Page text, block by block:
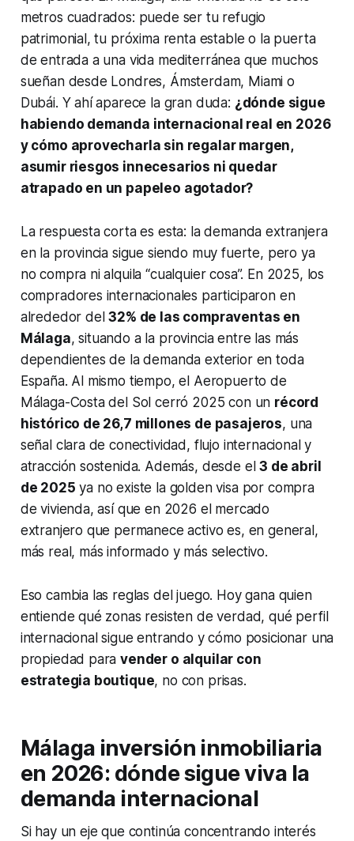
metros cuadrados: puede ser tu refugio
patrimonial, tu próxima renta estable o la puerta
de entrada a una vida mediterránea que muchos
sueñan desde Londres, Ámsterdam, Miami o
Dubái. Y ahí aparece la gran duda: ¿dónde sigue
habiendo demanda internacional real en 2026
y cómo aprovecharla sin regalar margen,
asumir riesgos innecesarios ni quedar
atrapado en un papeleo agotador?
La respuesta corta es esta: la demanda extranjera
en la provincia sigue siendo muy fuerte, pero ya
no compra ni alquila “cualquier cosa”. En 2025, los
compradores internacionales participaron en
alrededor del32% de las compraventas en
Málaga, situando a la provincia entre las más
dependientes de la demanda exterior en toda
España. Al mismo tiempo, el Aeropuerto de
Málaga-Costa del Sol cerró 2025 con un récord
histórico de 26,7 millones de pasajeros, una
señal clara de conectividad, flujo internacional y
atracción sostenida. Además, desde el3 de abril
de 2025 ya no existe la golden visa por compra
de vivienda, así que en 2026 el mercado
extranjero que permanece activo es, en general,
más real, más informado y más selectivo.
Eso cambia las reglas del juego. Hoy gana quien
entiende qué zonas resisten de verdad, qué perfil
internacional sigue entrando y cómo posicionar una
propiedad paravender o alquilar con
estrategia boutique, no con prisas.
Málaga inversión inmobiliaria
en 2026: dónde sigue viva la
demanda internacional
Si hay un eje que continúa concentrando interés